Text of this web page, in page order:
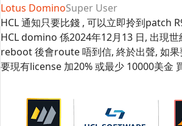
Lotus DominoSuper User
HCL 通知只要比錢 , 可以立即拎到patch
HCL domino 係2024年12月13 日, 出現
reboot 後會route 唔到信, 終於出聲, 如果
要現有license 加20% 或最少 10000美金